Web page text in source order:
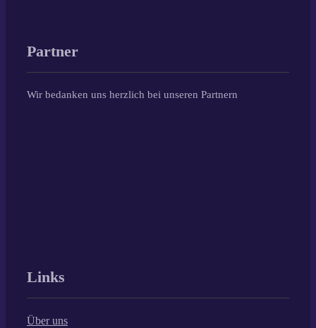
Partner
Wir bedanken uns herzlich bei unseren Partnern
Links
Über uns